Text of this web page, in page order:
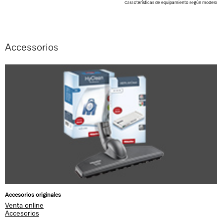
Características de equipamiento según modelo
Accessorios
Accesorios originales
Venta online
Accesorios